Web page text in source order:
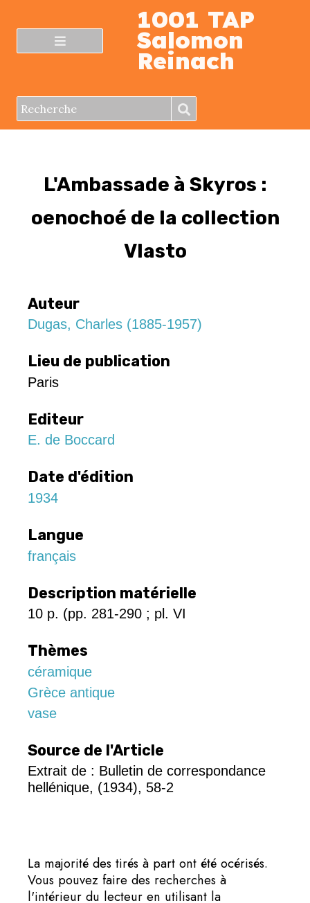
1001 TAP
Salomon
Reinach
L'Ambassade à Skyros :
oenochoé de la collection
Vlasto
Auteur
Dugas, Charles (1885-1957)
Lieu de publication
Paris
Editeur
E. de Boccard
Date d'édition
1934
Langue
français
Description matérielle
10 p. (pp. 281-290 ; pl. VI
Thèmes
céramique
Grèce antique
vase
Source de l'Article
Extrait de : Bulletin de correspondance
hellénique, (1934), 58-2